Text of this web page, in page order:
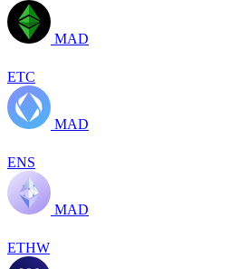
MAD
ETC
MAD
ENS
MAD
ETHW